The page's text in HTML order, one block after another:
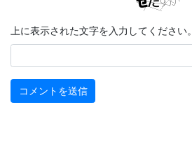
上に表示された文字を入力してください。